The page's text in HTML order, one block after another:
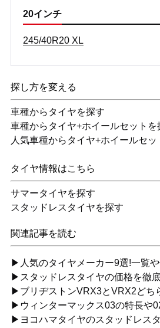
20インチ
245/40R20 XL
探し方を変える
車種からタイヤを探す
車種からタイヤ+ホイールセットを
人気車種からタイヤ+ホイールセッ
タイヤ情報はこちら
サマータイヤを探す
スタッドレスタイヤを探す
関連記事を読む
▶人気のタイヤメーカー9選!一覧
▶スタッドレスタイヤの価格を徹
▶ブリヂストンVRX3とVRX2どち
▶ウィンターマックス03の特長や
▶ヨコハマタイヤのスタッドレス